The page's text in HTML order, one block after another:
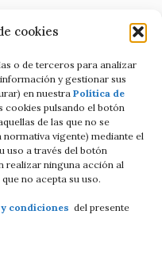
cookies
o de terceros para analizar
y gestionar sus
en nuestra Política de
cookies pulsando el botón
de las que no se
vigente) mediante el
uso a través del botón
realizar ninguna acción al
no acepta su uso.
condiciones del presente
Online
8
ESPAÑA